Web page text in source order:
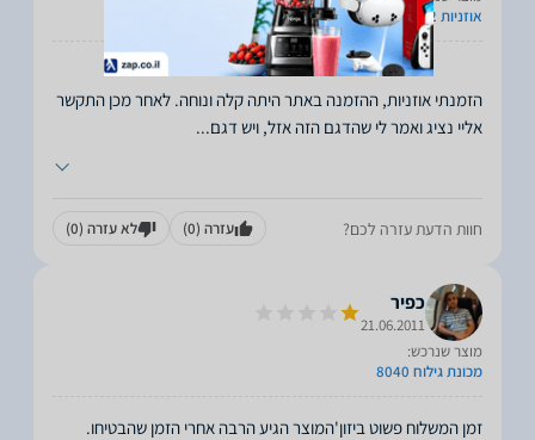
אוזניות 202 II
הזמנתי אוזניות, ההזמנה באתר היתה קלה ונוחה. לאחר מכן התקשר
אליי נציג ואמר לי שהדגם הזה אזל, ויש דגם...
חוות הדעת עזרה לכם? עזרה (0) לא עזרה (0)
כפיר
21.06.2011
מוצר שנרכש:
מכונת גילוח 8040
זמן המשלוח פשוט ביזון'המוצר הגיע הרבה אחרי הזמן שהבטיחו.